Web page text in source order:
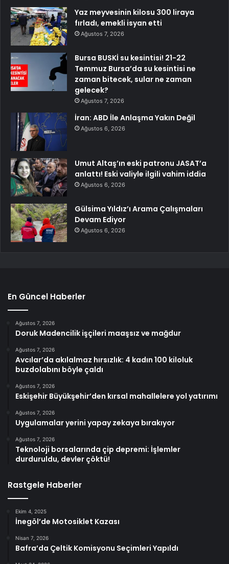
Yaz meyvesinin kilosu 300 liraya
fırladı, emekli isyan etti
Ağustos 7, 2026
Bursa BUSKİ su kesintisi! 21-22
Temmuz Bursa’da su kesintisi ne
zaman bitecek, sular ne zaman
gelecek?
Ağustos 7, 2026
İran: ABD İle Anlaşma Yakın Değil
Ağustos 6, 2026
Umut Altaş’ın eski patronu JASAT’a
anlattı! Eski valiyle ilgili vahim iddia
Ağustos 6, 2026
Gülsima Yıldız’ı Arama Çalışmaları
Devam Ediyor
Ağustos 6, 2026
En Güncel Haberler
Ağustos 7, 2026
Doruk Madencilik işçileri maaşsız ve mağdur
Ağustos 7, 2026
Avcılar’da akılalmaz hırsızlık: 4 kadın 100 kiloluk
buzdolabını böyle çaldı
Ağustos 7, 2026
Eskişehir Büyükşehir’den kırsal mahallelere yol yatırımı
Ağustos 7, 2026
Uygulamalar yerini yapay zekaya bırakıyor
Ağustos 7, 2026
Teknoloji borsalarında çip depremi: İşlemler
durduruldu, devler çöktü!
Rastgele Haberler
Ekim 4, 2025
İnegöl’de Motosiklet Kazası
Nisan 7, 2026
Bafra’da Çeltik Komisyonu Seçimleri Yapıldı